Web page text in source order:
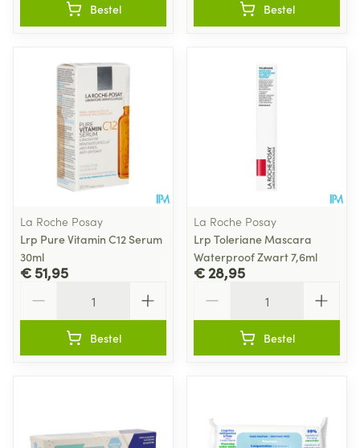
Bestel Bestel
La Roche Posay
Lrp Pure Vitamin C12 Serum
30ml
€ 51,95
Bestel
La Roche Posay
Lrp Toleriane Mascara
Waterproof Zwart 7,6ml
€ 28,95
Bestel